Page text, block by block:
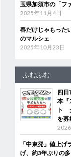
玉県加須市の「フ
2025年11月4日
春だけじゃもった
のマルシェ
2025年10月23日
ふむふむ
四日
本『
ト
を募
「中東発」値上
げ、約3年ぶりの